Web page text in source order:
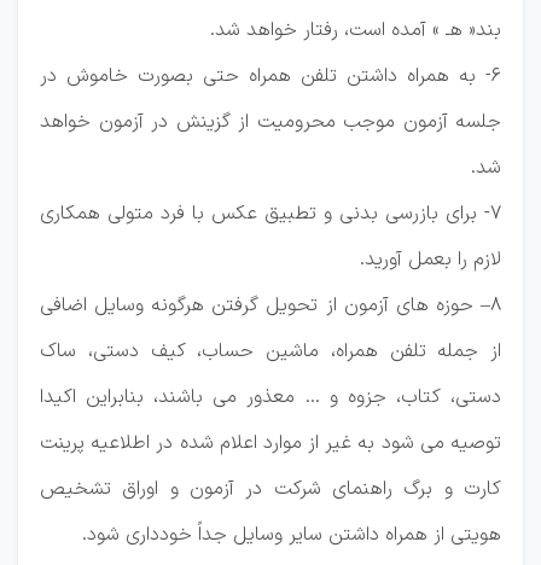
بند« هـ ‍» آمده است، رفتار خواهد شد.
۶- به همراه داشتن تلفن همراه حتی بصورت خاموش در
جلسه آزمون موجب محرومیت از گزینش در آزمون خواهد
شد.
۷- برای بازرسی بدنی و تطبیق عکس با فرد متولی همکاری
لازم را بعمل آورید.
۸– حوزه های آزمون از تحویل گرفتن هرگونه وسایل اضافی
از جمله تلفن همراه، ماشین حساب، کیف دستی، ساک
دستی، کتاب، جزوه و … معذور می باشند، بنابراین اکیدا
توصیه می شود به غیر از موارد اعلام شده در اطلاعیه پرینت
کارت و برگ راهنمای شرکت در آزمون و اوراق تشخیص
هویتی از همراه داشتن سایر وسایل جداً خودداری شود.